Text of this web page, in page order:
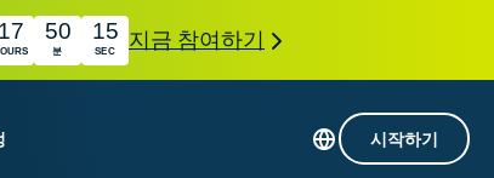
17 50
분
14
SEC 지금 참여하기
시작하기